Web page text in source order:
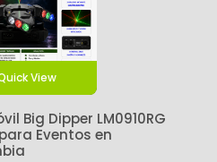
View
Big Dipper LM0910RG
para Eventos en